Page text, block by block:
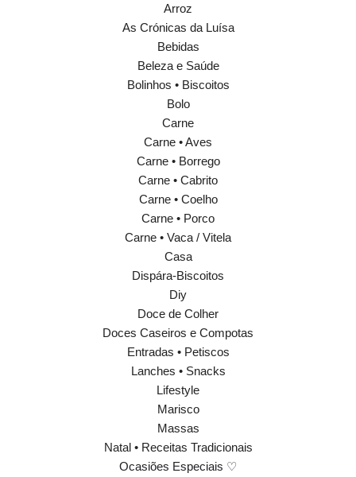
Arroz
As Crónicas da Luísa
Bebidas
Beleza e Saúde
Bolinhos • Biscoitos
Bolo
Carne
Carne • Aves
Carne • Borrego
Carne • Cabrito
Carne • Coelho
Carne • Porco
Carne • Vaca / Vitela
Casa
Dispára-Biscoitos
Diy
Doce de Colher
Doces Caseiros e Compotas
Entradas • Petiscos
Lanches • Snacks
Lifestyle
Marisco
Massas
Natal • Receitas Tradicionais
Ocasiões Especiais ♡